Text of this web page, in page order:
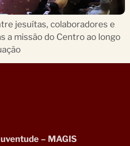
jesuítas, colaboradores e
a missão do Centro ao longo
– MAGIS